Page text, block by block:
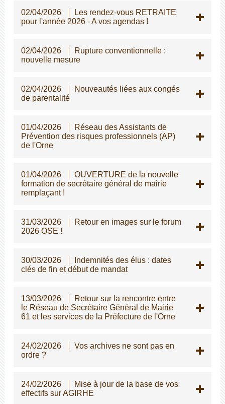
02/04/2026
Les rendez-vous RETRAITE
pour l'année 2026 - A vos agendas !
02/04/2026
Rupture conventionnelle :
nouvelle mesure
02/04/2026
Nouveautés liées aux congés
de parentalité
01/04/2026
Réseau des Assistants de
Prévention des risques professionnels (AP)
de l'Orne
01/04/2026
OUVERTURE de la nouvelle
formation de secrétaire général de mairie
remplaçant !
31/03/2026
Retour en images sur le forum
2026 OSE !
30/03/2026
Indemnités des élus : dates
clés de fin et début de mandat
13/03/2026
Retour sur la rencontre entre
le Réseau de Secrétaire Général de Mairie
61 et les services de la Préfecture de l'Orne
24/02/2026
Vos archives ne sont pas en
ordre ?
24/02/2026
Mise à jour de la base de vos
effectifs sur AGIRHE